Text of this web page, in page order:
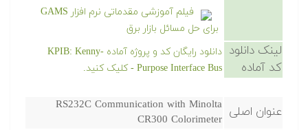
فیلم آموزشی مقدماتی نرم افزار GAMS
برای حل مسائل بازار برق
لینک دانلود
کد آماده
دانلود رایگان کد و پروژه آماده KPIB: Kenny-
Purpose Interface Bus - کلیک کنید.
عنوان اصلی RS232C Communication with Minolta
CR300 Colorimeter